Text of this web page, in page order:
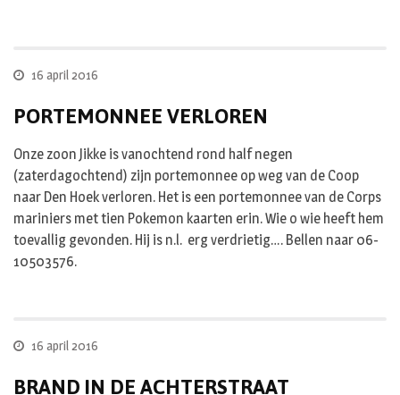
16 april 2016
PORTEMONNEE VERLOREN
Onze zoon Jikke is vanochtend rond half negen
(zaterdagochtend) zijn portemonnee op weg van de Coop
naar Den Hoek verloren. Het is een portemonnee van de Corps
mariniers met tien Pokemon kaarten erin. Wie o wie heeft hem
toevallig gevonden. Hij is n.l. erg verdrietig…. Bellen naar 06-
10503576.
16 april 2016
BRAND IN DE ACHTERSTRAAT